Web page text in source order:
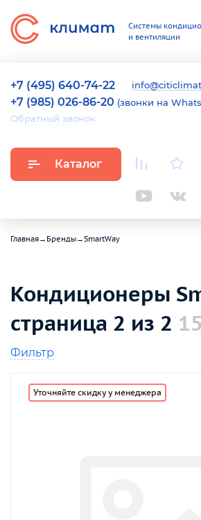
Системы
и вентиляции
+7 (495) 640-74-22
+7 (985) 026-86-20 (звонки на
Обратный звонок
Каталог
Главная→ Бренды→SmartWay
Кондиционеры
страница 2 из 2 15
Фильтр
Уточняйте скидку у менеджера